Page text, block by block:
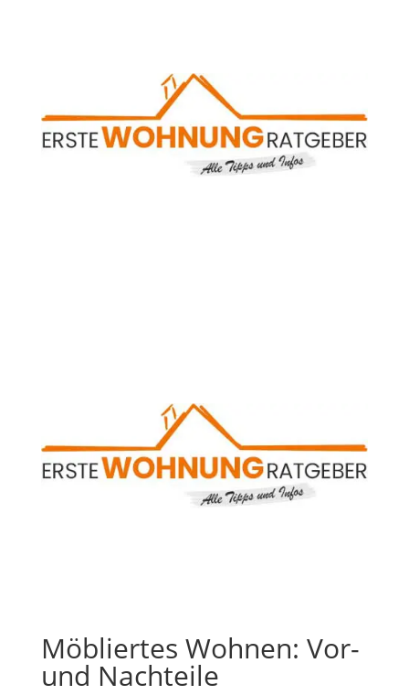
Möbliertes Wohnen: Vor-
und Nachteile